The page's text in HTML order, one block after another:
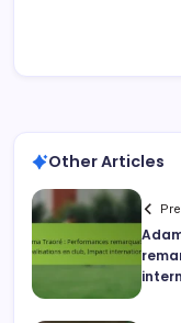
Other Articles